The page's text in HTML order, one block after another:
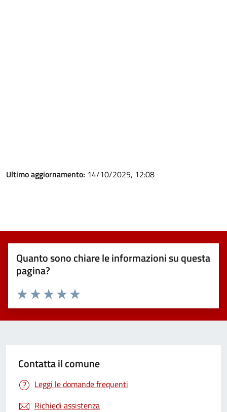
Ultimo aggiornamento: 14/10/2025, 12:08
Quanto sono chiare le informazioni su questa
pagina?
Valuta 5 stelle su 5
Valuta 4 stelle su 5
Valuta 3 stelle su 5
Valuta 2 stelle su 5
Valuta 1 stelle su 5
Contatta il comune
Leggi le domande frequenti
Richiedi assistenza